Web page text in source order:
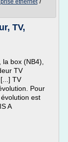
ethernet
TV,
box (NB4),
TV
TV
Pour
est
A